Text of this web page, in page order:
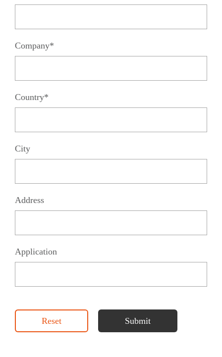
Company*
Country*
City
Address
Application
Reset Submit